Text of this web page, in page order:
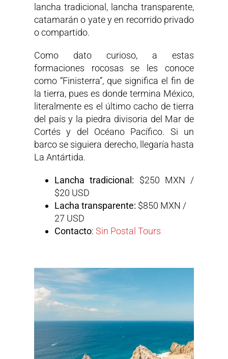
lancha tradicional, lancha transparente,
catamarán o yate y en recorrido privado
o compartido.
Como dato curioso, a estas
formaciones rocosas se les conoce
como “Finisterra”, que significa el fin de
la tierra, pues es donde termina México,
literalmente es el último cacho de tierra
del país y la piedra divisoria del Mar de
Cortés y del Océano Pacífico. Si un
barco se siguiera derecho, llegaría hasta
La Antártida.
Lancha tradicional: $250 MXN /
$20 USD
Lacha transparente: $850 MXN /
27 USD
Contacto: Sin Postal Tours